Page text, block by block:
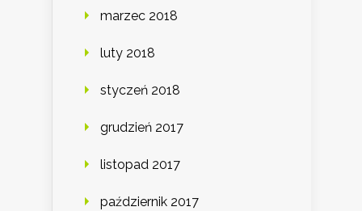
marzec 2018
luty 2018
styczeń 2018
grudzień 2017
listopad 2017
październik 2017